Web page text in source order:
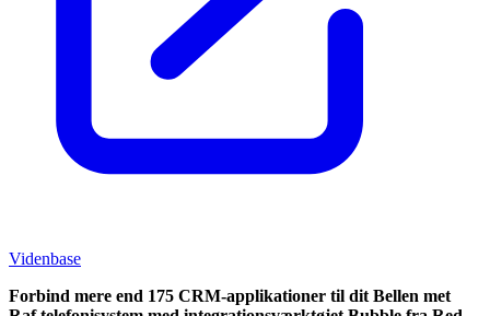
Videnbase
Forbind mere end 175 CRM-applikationer til dit Bellen met